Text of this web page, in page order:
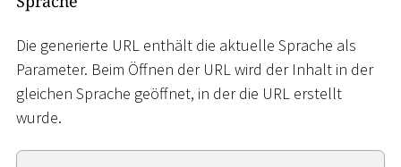
Die generierte URL enthält die aktuelle Sprache als
Parameter. Beim Öffnen der URL wird der Inhalt in der
gleichen Sprache geöffnet, in der die URL erstellt
wurde.